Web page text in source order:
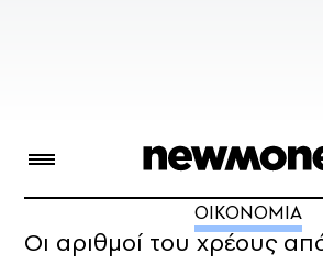
ΟΙΚΟΝΟΜΙΑ
Οι αριθμοί του χρέους